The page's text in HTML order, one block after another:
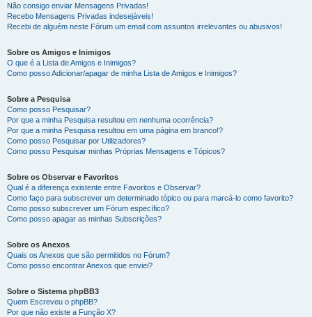
Não consigo enviar Mensagens Privadas!
Recebo Mensagens Privadas indesejáveis!
Recebi de alguém neste Fórum um email com assuntos irrelevantes ou abusivos!
Sobre os Amigos e Inimigos
O que é a Lista de Amigos e Inimigos?
Como posso Adicionar/apagar de minha Lista de Amigos e Inimigos?
Sobre a Pesquisa
Como posso Pesquisar?
Por que a minha Pesquisa resultou em nenhuma ocorrência?
Por que a minha Pesquisa resultou em uma página em branco!?
Como posso Pesquisar por Utilizadores?
Como posso Pesquisar minhas Próprias Mensagens e Tópicos?
Sobre os Observar e Favoritos
Qual é a diferença existente entre Favoritos e Observar?
Como faço para subscrever um determinado tópico ou para marcá-lo como favorito?
Como posso subscrever um Fórum específico?
Como posso apagar as minhas Subscrições?
Sobre os Anexos
Quais os Anexos que são permitidos no Fórum?
Como posso encontrar Anexos que enviei?
Sobre o Sistema phpBB3
Quem Escreveu o phpBB?
Por que não existe a Função X?